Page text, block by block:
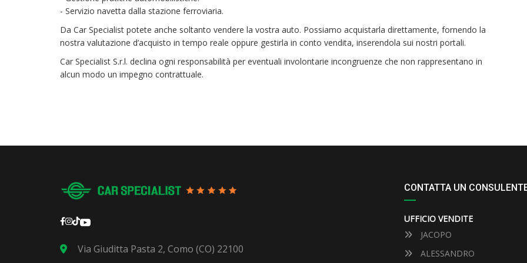
- Servizio navetta dalla stazione ferroviaria.
Da Car Specialist potete anche soltanto vendere la vostra auto. Possiamo acquistarla direttamente, fornendo la
nostra valutazione d’acquisto in tempo reale oppure gestirla in conto vendita, inserendola sui nostri portali.
Car Specialist S.r.l. declina ogni responsabilità per eventuali involontarie incongruenze che non rappresentano in
alcun modo un impegno contrattuale.
Via Giuditta Pasta 2, Como (CO) 22100
CONTATTA UN
UFFICIO VENDITE
JACOPO
ALESSANDRO